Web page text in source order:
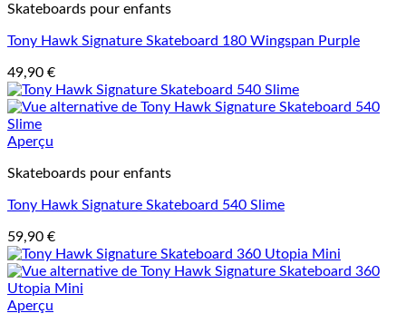
Skateboards pour enfants
Tony Hawk Signature Skateboard 180 Wingspan Purple
49,90 €
Aperçu
Skateboards pour enfants
Tony Hawk Signature Skateboard 540 Slime
59,90 €
Aperçu